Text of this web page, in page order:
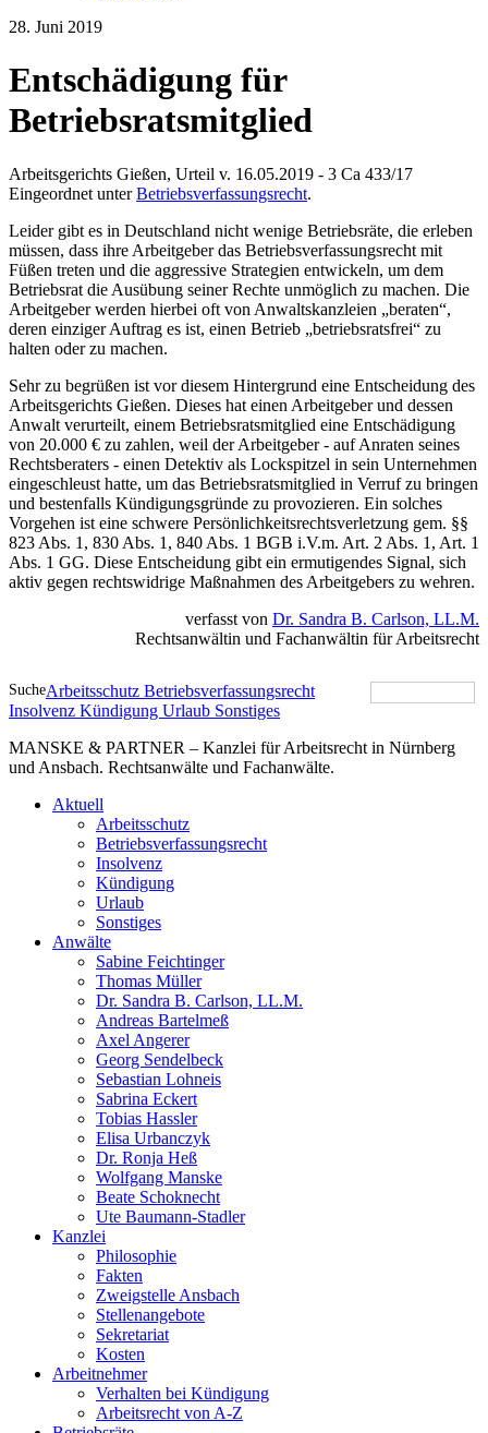
28. Juni 2019
Entschädigung für
Betriebsratsmitglied
Arbeitsgerichts Gießen, Urteil v. 16.05.2019 - 3 Ca 433/17
Eingeordnet unterBetriebsverfassungsrecht.
Leider gibt es in Deutschland nicht wenige Betriebsräte, die erleben
müssen, dass ihre Arbeitgeber das Betriebsverfassungsrecht mit
Füßen treten und die aggressive Strategien entwickeln, um dem
Betriebsrat die Ausübung seiner Rechte unmöglich zu machen. Die
Arbeitgeber werden hierbei oft von Anwaltskanzleien „beraten“,
deren einziger Auftrag es ist, einen Betrieb „betriebsratsfrei“ zu
halten oder zu machen.
Sehr zu begrüßen ist vor diesem Hintergrund eine Entscheidung des
Arbeitsgerichts Gießen. Dieses hat einen Arbeitgeber und dessen
Anwalt verurteilt, einem Betriebsratsmitglied eine Entschädigung
von 20.000 € zu zahlen, weil der Arbeitgeber - auf Anraten seines
Rechtsberaters - einen Detektiv als Lockspitzel in sein Unternehmen
eingeschleust hatte, um das Betriebsratsmitglied in Verruf zu bringen
und bestenfalls Kündigungsgründe zu provozieren. Ein solches
Vorgehen ist eine schwere Persönlichkeitsrechtsverletzung gem. §§
823 Abs. 1, 830 Abs. 1, 840 Abs. 1 BGB i.V.m. Art. 2 Abs. 1, Art. 1
Abs. 1 GG. Diese Entscheidung gibt ein ermutigendes Signal, sich
aktiv gegen rechtswidrige Maßnahmen des Arbeitgebers zu wehren.
verfasst von Dr. Sandra B. Carlson, LL.M.
Rechtsanwältin und Fachanwältin für Arbeitsrecht
SucheArbeitsschutz Betriebsverfassungsrecht
Insolvenz Kündigung Urlaub Sonstiges
MANSKE & PARTNER – Kanzlei für Arbeitsrecht in Nürnberg
und Ansbach. Rechtsanwälte und Fachanwälte.
Aktuell
Arbeitsschutz
Betriebsverfassungsrecht
Insolvenz
Kündigung
Urlaub
Sonstiges
Anwälte
Sabine Feichtinger
Thomas Müller
Dr. Sandra B. Carlson, LL.M.
Andreas Bartelmeß
Axel Angerer
Georg Sendelbeck
Sebastian Lohneis
Sabrina Eckert
Tobias Hassler
Elisa Urbanczyk
Dr. Ronja Heß
Wolfgang Manske
Beate Schoknecht
Ute Baumann-Stadler
Kanzlei
Philosophie
Fakten
Zweigstelle Ansbach
Stellenangebote
Sekretariat
Kosten
Arbeitnehmer
Verhalten bei Kündigung
Arbeitsrecht von A-Z